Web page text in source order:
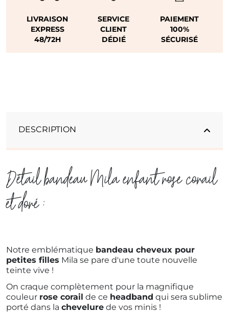
LIVRAISON
EXPRESS
48/72H
SERVICE
CLIENT
DÉDIÉ
PAIEMENT
100%
SÉCURISÉ
DESCRIPTION
Détail bandeau Mila enfant rose corail
et doré :
Notre emblématique bandeau cheveux pour
petites filles Mila se pare d'une toute nouvelle
teinte vive !
On craque complètement pour la magnifique
couleur rose corail de ce headband qui sera sublime
porté dans la chevelure de vos minis !